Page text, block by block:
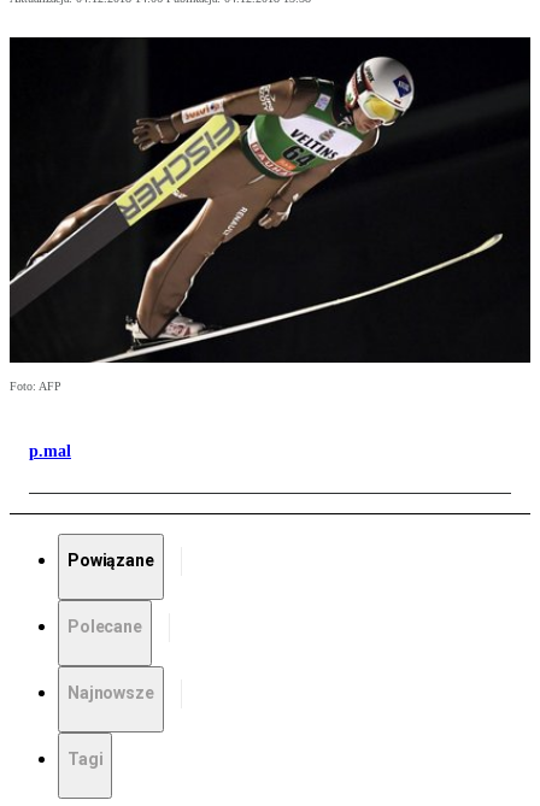
Foto: AFP
p.mal
Powiązane
Polecane
Najnowsze
Tagi